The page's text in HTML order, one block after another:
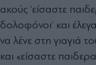
ακούς ‘είσαστε
δολοφόνοι’ και
να λένε στη γιαγιά
και «είσαστε